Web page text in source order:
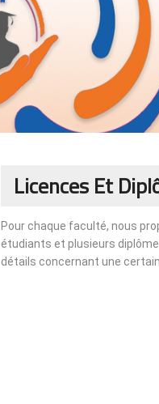
Licences Et
Pour chaque faculté, nous
étudiants et plusieurs
détails concernant une